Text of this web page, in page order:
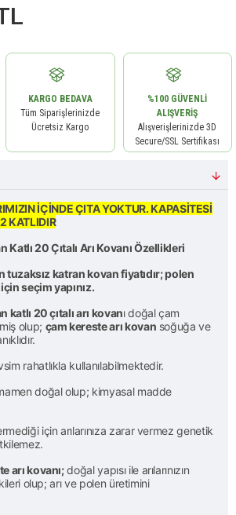
KARGO BEDAVA
Tüm Siparişlerinizde
Ücretsiz Kargo
%100 GÜVENLI
ALIŞVERIŞ
Alışverişlerinizde 3D
Secure/SSL Sertifikası
İÇİNDE ÇITA YOKTUR. KAPASİTESİ
KATLIDIR
Katlı 20 Çıtalı Arı Kovanı Özellikleri
tuzaksız katran kovan fiyatıdır; polen
seçim yapınız.
katlı 20 çıtalı arı kovanı doğal çam
olup; çam kereste arı kovan soğuğa ve
rahatlıkla kullanılabilmektedir.
doğal olup; kimyasal madde
için arılarınıza zarar vermez genetik
arı kovanı;doğal yapısı ile arılarınızın
olup; arı ve polen üretimini